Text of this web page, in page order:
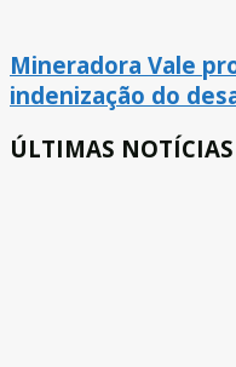
Mineradora Vale
indenização do
ÚLTIMAS NOTÍCIAS